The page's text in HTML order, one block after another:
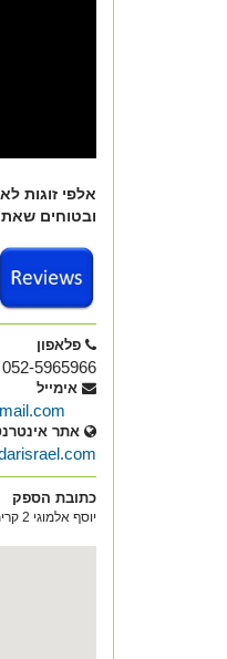
אלפי זוגות
ובטוחים
פלאפון
052-5965966
אימייל
אתר
כתובת הספק
יוסף אלמוגי 2 קרית מוצקין